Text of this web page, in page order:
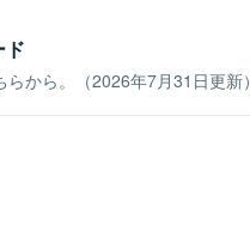
ド
から。（2026年7月31日更新）